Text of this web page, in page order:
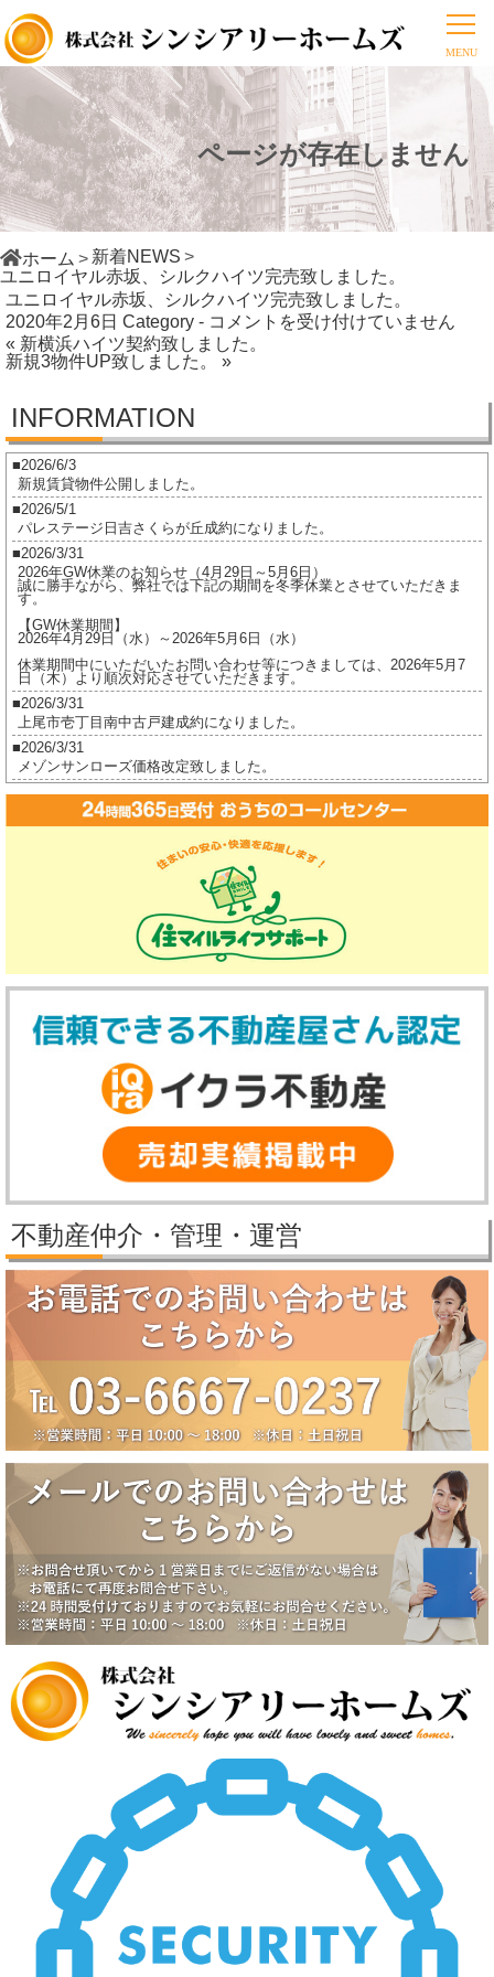
ページが存在しません
ホーム
新着NEWS
ユニロイヤル赤坂、シルクハイツ完売致しました。
ユニロイヤル赤坂、シルクハイツ完売致しました。
2020年2月6日 Category - ユ
ニ
ル
シ
ク
イ
ツ
完
売
し
ま
し
た。
は
コメントを受け付けていません
« 新横浜ハイツ契約致しました。
新規3物件UP致しました。 »
INFORMATION
2026/6/3
新規賃貸物件公開しました。
2026/5/1
パレステージ日吉さくらが丘成約になりました。
2026/3/31
2026年GW休業のお知らせ（4月29日～5月6日）
誠に勝手ながら、弊社では下記の期間を冬季休業とさせていただきま
す。
【GW休業期間】
2026年4月29日（水）～2026年5月6日（水）
休業期間中にいただいたお問い合わせ等につきましては、2026年5月7
日（木）より順次対応させていただきます。
2026/3/31
上尾市壱丁目南中古戸建成約になりました。
2026/3/31
メゾンサンローズ価格改定致しました。
2026/3/16
ジオ茅ヶ崎フレシアご成約になりました。
ジオ茅ヶ崎フレシア価格改定しました。
プレイスヴィラ喜多見成約になりました。
賃貸物件公開しました。
2025年冬季休業のお知らせ（12月27日～1月5日）
す。
【冬季休業期間】
休業期間中にいただいたお問い合わせ等につきましては、2026年1月6
日（火）より順次対応させていただきます。
パレステージ日吉さくらが丘価格改定しました。
新規物件公開しました。
2025/9/29
パレステージ日吉さくらが丘価格改定しました。
2025/9/5
賃貸物件公開しました。
2025/8/5
2025年夏季休業のお知らせ（8月10日～8月18日）
誠に勝手ながら、弊社では下記の期間を夏季休業とさせていただきま
す。
【夏季休業期間】
2025年8月10日（日）～2025年8月18日（月）
休業期間中にいただいたお問い合わせ等につきましては、8月19日
（火）より順次対応させていただきます。
2025/6/17
大田区田園調布5丁目戸建成約になりました。
2025/6/17
八潮市南川崎戸建成約になりました。
2025/6/17
一番町シティハウス成約になりました。
2025/6/2
賃貸物件公開しました。
2025/5/19
2025/5/19
田園調布5丁目戸建価格改定
2025/5/19
八潮市南川崎戸建価格改定
いすみ市大原台土地価格改定
新規物件公開しました。
2025/4/2
新規物件公開しました。
2025/3/5
新規物件2件公開しました。
2025/2/21
新規賃貸物件公開致しました。
不動産仲介・管理・運営